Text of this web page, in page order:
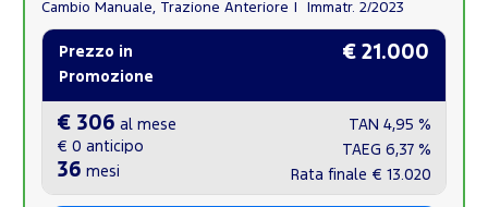
Cambio Manuale, Trazione Anteriore
Immatr. 2/2023
Prezzo in
Promozione
€ 21.000
€ 306 al mese
€ 0 anticipo
36 mesi
TAN 4,95 %
TAEG 6,37 %
Rata finale € 13.020